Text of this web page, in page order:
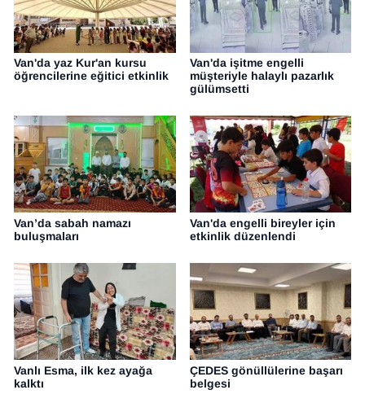
Van'da yaz Kur'an kursu
öğrencilerine eğitici etkinlik
Van'da işitme engelli
müşteriyle halaylı pazarlık
gülümsetti
Van’da sabah namazı
buluşmaları
Van'da engelli bireyler için
etkinlik düzenlendi
Vanlı Esma, ilk kez ayağa
kalktı
ÇEDES gönüllülerine başarı
belgesi